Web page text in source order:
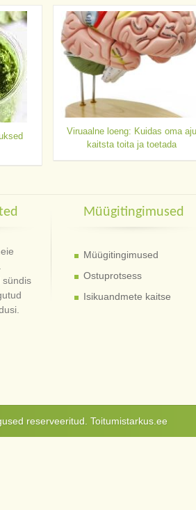
Viruaalne loeng: Kuidas oma aju
kaitsta toita ja toetada
sündis
Müügitingimused
Müügitingimused
Ostuprotsess
Isikuandmete kaitse
reserveeritud. Toitumistarkus.ee